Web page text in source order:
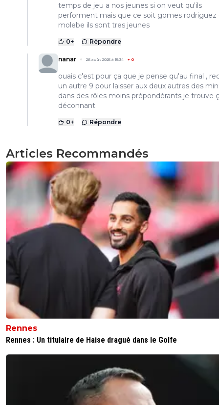
temps de jeu a nos jeunes si on veut qu'ils
performent mais que ce soit gomes rodriguez
molebe ils sont tres jeunes
0+ Répondre
nanar 26 août 2025 à 15:34 + 0
ouais c'est pour ça que je pense qu'au final ,
un autre 9 pour laisser aux deux autres des
dans des rôles moins prépondérants je trouve
déconnant
0+ Répondre
Articles Recommandés
Rennes
Rennes : Un titulaire de Haise dragué dans le Golfe